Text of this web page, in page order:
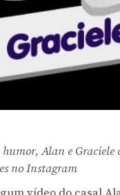
Alan e
no Instagram